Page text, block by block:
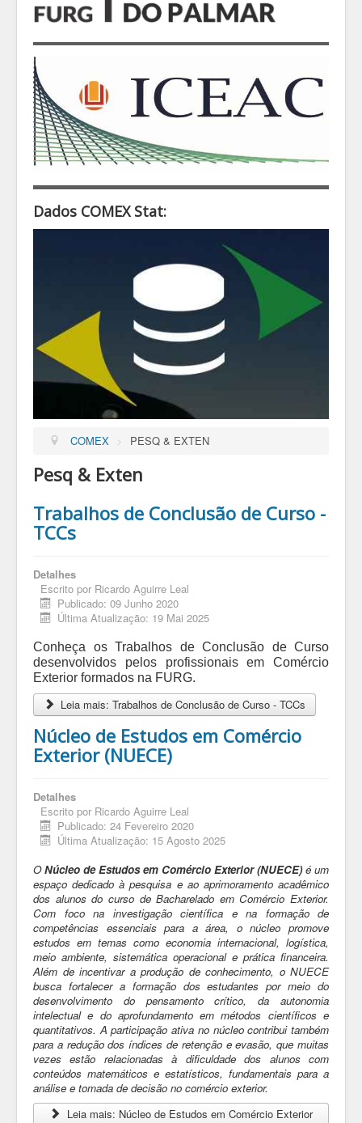
Dados COMEX Stat:
COMEX > PESQ & EXTEN
Pesq & Exten
Trabalhos de Conclusão de Curso -
TCCs
Detalhes
Escrito por Ricardo Aguirre Leal
Publicado: 09 Junho 2020
Última Atualização: 19 Mai 2025
Conheça os Trabalhos de Conclusão de Curso
desenvolvidos pelos profissionais em Comércio
Exterior formados na FURG.
Leia mais: Trabalhos de Conclusão de Curso - TCCs
Núcleo de Estudos em Comércio
Exterior (NUECE)
Detalhes
Escrito por Ricardo Aguirre Leal
Publicado: 24 Fevereiro 2020
Última Atualização: 15 Agosto 2025
ONúcleo de Estudos em Comércio Exterior (NUECE)é um
espaço dedicado à pesquisa e ao aprimoramento acadêmico
dos alunos do curso de Bacharelado em Comércio Exterior.
Com foco na investigação científica e na formação de
competências essenciais para a área, o núcleo promove
estudos em temas como economia internacional, logística,
meio ambiente, sistemática operacional e prática financeira.
Além de incentivar a produção de conhecimento, o NUECE
busca fortalecer a formação dos estudantes por meio do
desenvolvimento do pensamento crítico, da autonomia
intelectual e do aprofundamento em métodos científicos e
quantitativos. A participação ativa no núcleo contribui também
para a redução dos índices de retenção e evasão, que muitas
vezes estão relacionadas à dificuldade dos alunos com
conteúdos matemáticos e estatísticos, fundamentais para a
análise e tomada de decisão no comércio exterior.
Leia mais: Núcleo de Estudos em Comércio Exterior